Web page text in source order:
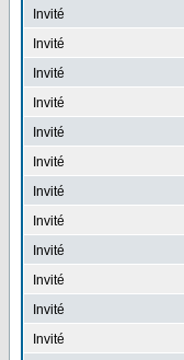
Invité
Invité
Invité
Invité
Invité
Invité
Invité
Invité
Invité
Invité
Invité
Invité